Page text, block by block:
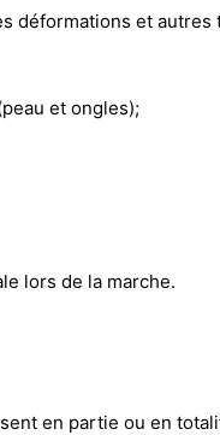
déformations et autres
et ongles);
lors de la marche.
en partie ou en